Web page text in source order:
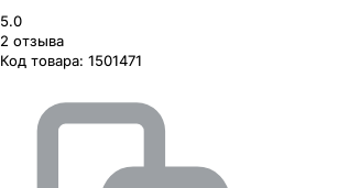
5.0
2 отзыва
Код товара: 1501471